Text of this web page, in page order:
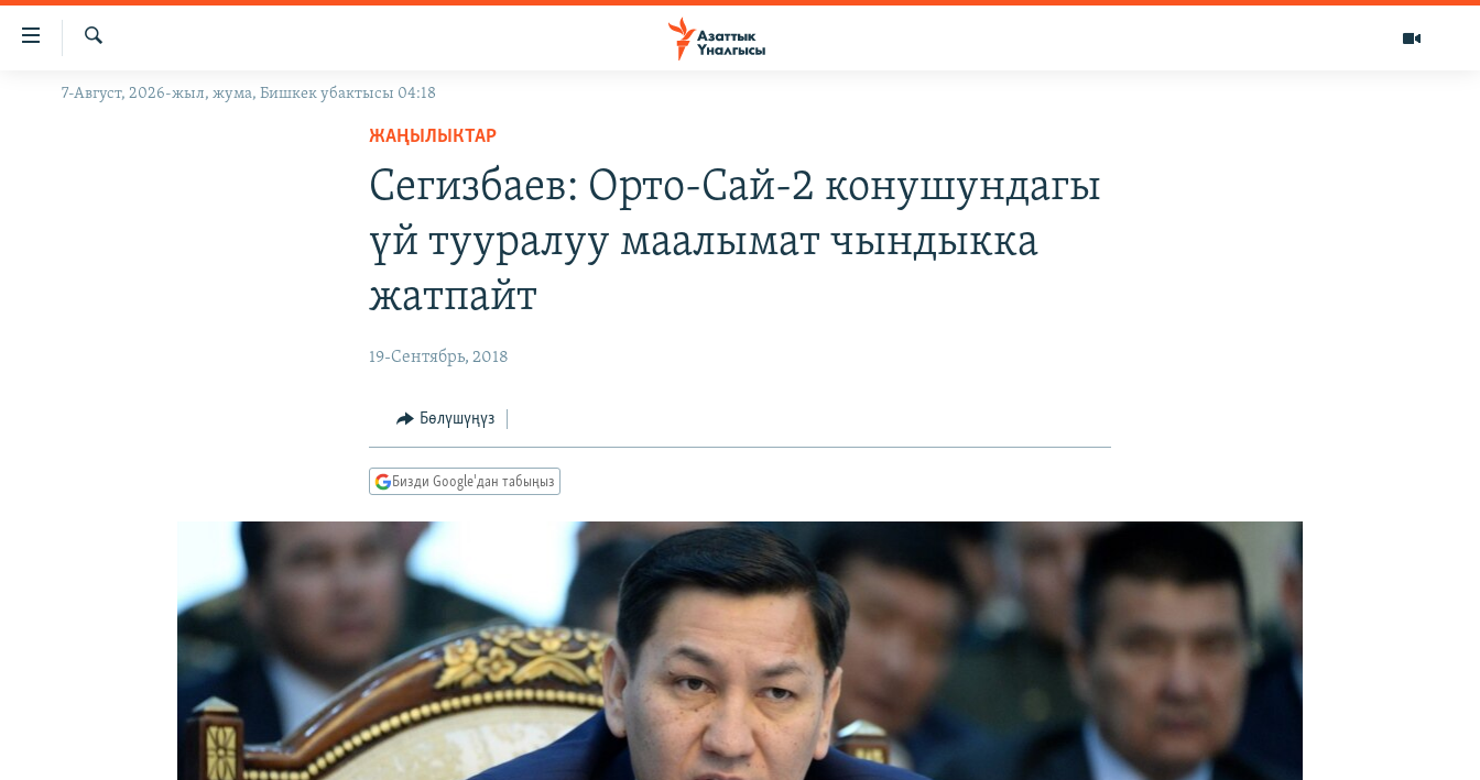
Линктер
Мазмунга
Навигацияга
ЖАҢЫЛЫКТАР
Издөө
7-Август, 2026-жыл, жума, Бишкек убактысы 04:18
ЖАҢЫЛЫКТАР
Сегизбаев: Орто-Сай-2 конушундагы
үй тууралуу маалымат чындыкка
жатпайт
19-Сентябрь, 2018
Бөлүшүңүз
Бизди Google'дан табыңыз